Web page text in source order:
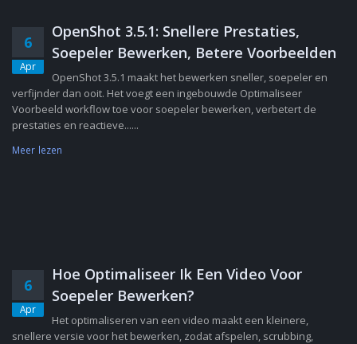
6
Apr
OpenShot 3.5.1: Snellere Prestaties,
Soepeler Bewerken, Betere Voorbeelden
OpenShot 3.5.1 maakt het bewerken sneller, soepeler en
verfijnder dan ooit. Het voegt een ingebouwde Optimaliseer
Voorbeeld workflow toe voor soepeler bewerken, verbetert de
prestaties en reactieve......
Meer lezen
6
Apr
Hoe Optimaliseer Ik Een Video Voor
Soepeler Bewerken?
Het optimaliseren van een video maakt een kleinere,
snellere versie voor het bewerken, zodat afspelen, scrubbing,